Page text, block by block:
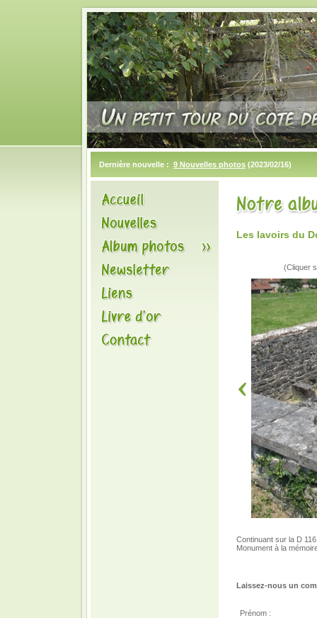
Dernière nouvelle : 9 Nouvelles photos (2023/02/16)
Les lavoirs du
(Cliquer
Continuant sur la D
Monument à la
Laissez-nous un
Prénom :